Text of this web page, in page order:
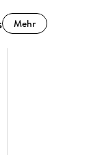
to Share
Mehr